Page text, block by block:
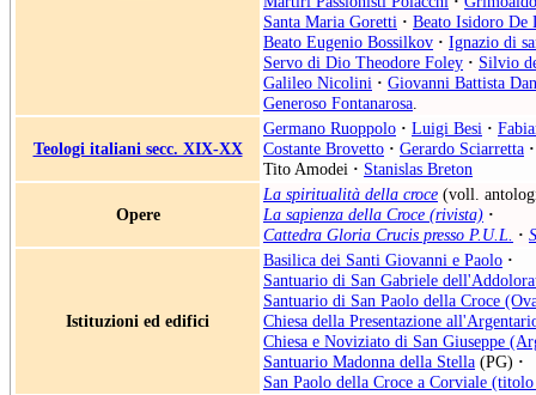
Santa Maria Goretti · Beato Isidoro De
Beato Eugenio Bossilkov · Ignazio di
Servo di Dio Theodore Foley · Silvio
Galileo Nicolini · Giovanni Battista
Generoso Fontanarosa
Teologi italiani secc. XIX-XX
Germano Ruoppolo · Luigi Besi ·
Costante Brovetto · Gerardo Sciarretta ·
Tito Amodei · Stanislas Breton
Opere
La spiritualità della croce (voll.
La sapienza della Croce (rivista) ·
Cattedra Gloria Crucis presso P.U.L.
·
Istituzioni ed edifici
Basilica dei Santi Giovanni e Paolo ·
Santuario di San Gabriele
Santuario di San Paolo della Croce
Chiesa della Presentazione
Chiesa e Noviziato di San Giuseppe
Santuario Madonna della Stella (PG) ·
San Paolo della Croce a Corviale